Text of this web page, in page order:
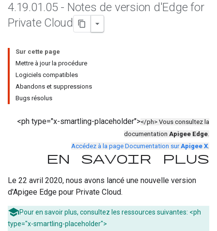
4.19.01.05 - Notes de version d'Edge for
Private Cloud
Sur cette page
Mettre à jour la procédure
Logiciels compatibles
Abandons et suppressions
Bugs résolus
<ph type="x-smartling-placeholder"></ph> Vous consultez la
documentation Apigee Edge.
Accédez à la page Documentation surApigee X.
En savoir plus
Le 22 avril 2020, nous avons lancé une nouvelle version
d'Apigee Edge pour Private Cloud.
Pour en savoir plus, consultez les ressources suivantes: <ph
type="x-smartling-placeholder">